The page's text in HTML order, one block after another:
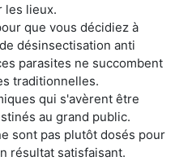
les lieux.
que vous décidiez à
désinsectisation anti
parasites ne succombent
traditionnelles.
qui s'avèrent être
au grand public.
sont pas plutôt dosés pour
résultat satisfaisant.